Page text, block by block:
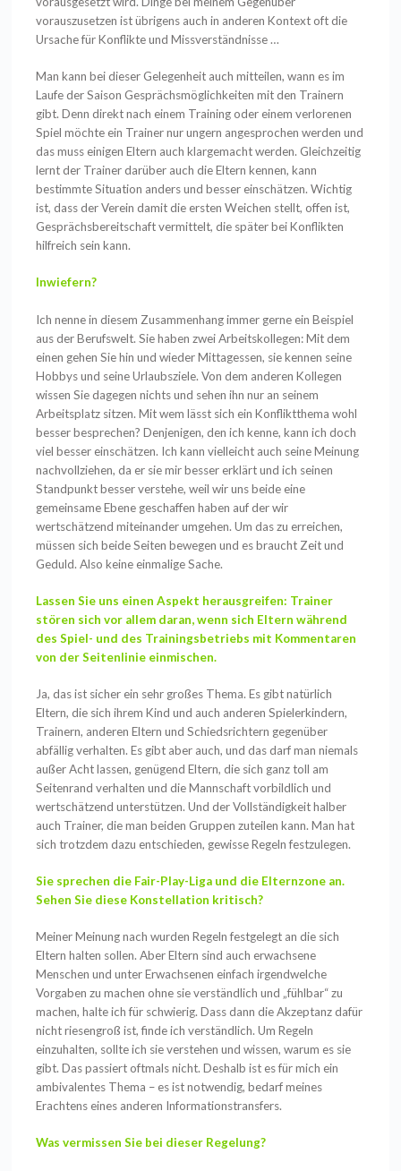
vorauszusetzen ist übrigens auch in anderen Kontext oft die
Ursache für Konflikte und Missverständnisse …
Man kann bei dieser Gelegenheit auch mitteilen, wann es im
Laufe der Saison Gesprächsmöglichkeiten mit den Trainern
gibt. Denn direkt nach einem Training oder einem verlorenen
Spiel möchte ein Trainer nur ungern angesprochen werden und
das muss einigen Eltern auch klargemacht werden. Gleichzeitig
lernt der Trainer darüber auch die Eltern kennen, kann
bestimmte Situation anders und besser einschätzen. Wichtig
ist, dass der Verein damit die ersten Weichen stellt, offen ist,
Gesprächsbereitschaft vermittelt, die später bei Konflikten
hilfreich sein kann.
Inwiefern?
Ich nenne in diesem Zusammenhang immer gerne ein Beispiel
aus der Berufswelt. Sie haben zwei Arbeitskollegen: Mit dem
einen gehen Sie hin und wieder Mittagessen, sie kennen seine
Hobbys und seine Urlaubsziele. Von dem anderen Kollegen
wissen Sie dagegen nichts und sehen ihn nur an seinem
Arbeitsplatz sitzen. Mit wem lässt sich ein Konfliktthema wohl
besser besprechen? Denjenigen, den ich kenne, kann ich doch
viel besser einschätzen. Ich kann vielleicht auch seine Meinung
nachvollziehen, da er sie mir besser erklärt und ich seinen
Standpunkt besser verstehe, weil wir uns beide eine
gemeinsame Ebene geschaffen haben auf der wir
wertschätzend miteinander umgehen. Um das zu erreichen,
müssen sich beide Seiten bewegen und es braucht Zeit und
Geduld. Also keine einmalige Sache.
Lassen Sie uns einen Aspekt herausgreifen: Trainer
stören sich vor allem daran, wenn sich Eltern während
des Spiel- und des Trainingsbetriebs mit Kommentaren
von der Seitenlinie einmischen.
Ja, das ist sicher ein sehr großes Thema. Es gibt natürlich
Eltern, die sich ihrem Kind und auch anderen Spielerkindern,
Trainern, anderen Eltern und Schiedsrichtern gegenüber
abfällig verhalten. Es gibt aber auch, und das darf man niemals
außer Acht lassen, genügend Eltern, die sich ganz toll am
Seitenrand verhalten und die Mannschaft vorbildlich und
wertschätzend unterstützen. Und der Vollständigkeit halber
auch Trainer, die man beiden Gruppen zuteilen kann. Man hat
sich trotzdem dazu entschieden, gewisse Regeln festzulegen.
Sie sprechen die Fair-Play-Liga und die Elternzone an.
Sehen Sie diese Konstellation kritisch?
Meiner Meinung nach wurden Regeln festgelegt an die sich
Eltern halten sollen. Aber Eltern sind auch erwachsene
Menschen und unter Erwachsenen einfach irgendwelche
Vorgaben zu machen ohne sie verständlich und „fühlbar“ zu
machen, halte ich für schwierig. Dass dann die Akzeptanz dafür
nicht riesengroß ist, finde ich verständlich. Um Regeln
einzuhalten, sollte ich sie verstehen und wissen, warum es sie
gibt. Das passiert oftmals nicht. Deshalb ist es für mich ein
ambivalentes Thema – es ist notwendig, bedarf meines
Erachtens eines anderen Informationstransfers.
Was vermissen Sie bei dieser Regelung?